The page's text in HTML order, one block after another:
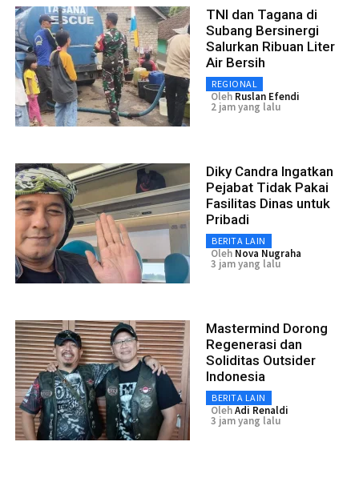
TNI dan Tagana di
Subang Bersinergi
Salurkan Ribuan Liter
Air Bersih
REGIONAL
Oleh Ruslan Efendi
2 jam yang lalu
Diky Candra Ingatkan
Pejabat Tidak Pakai
Fasilitas Dinas untuk
Pribadi
BERITA LAIN
Oleh Nova Nugraha
3 jam yang lalu
Mastermind Dorong
Regenerasi dan
Soliditas Outsider
Indonesia
BERITA LAIN
OlehAdi Renaldi
3 jam yang lalu